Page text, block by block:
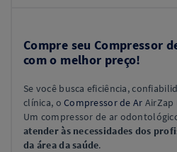
Compre seu Compressor
com o melhor preço!
Se você busca eficiência,
clínica, oCompressor de Ar AirZap
Um compressor de ar
atender às necessidades dos
da área da saúde.